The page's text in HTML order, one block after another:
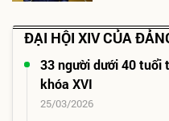
ĐẠI HỘI XIV CỦA
33 người dưới 40 tuổi
khóa XVI
25/03/2026